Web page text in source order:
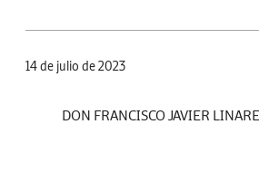
14 de julio de 2023
DON FRANCISCO JAVIER